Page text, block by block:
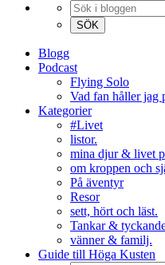
Blogg
Podcast
Flying Solo
Vad fan håller jag
Kategorier
#Livet
listor.
mina djur & livet
om kroppen och
På äventyr
Resor
sett, hört och läst.
Tankar &
vänner & familj.
Guide till Höga Kusten